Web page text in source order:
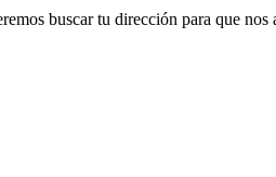
buscar tu dirección para que